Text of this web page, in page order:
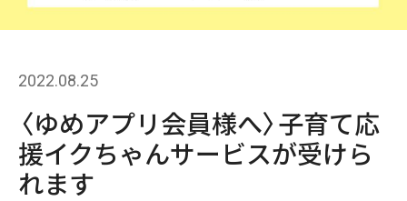
2022.08.25
〈ゆめアプリ会員様へ〉子育て応
援イクちゃんサービスが受けら
れます